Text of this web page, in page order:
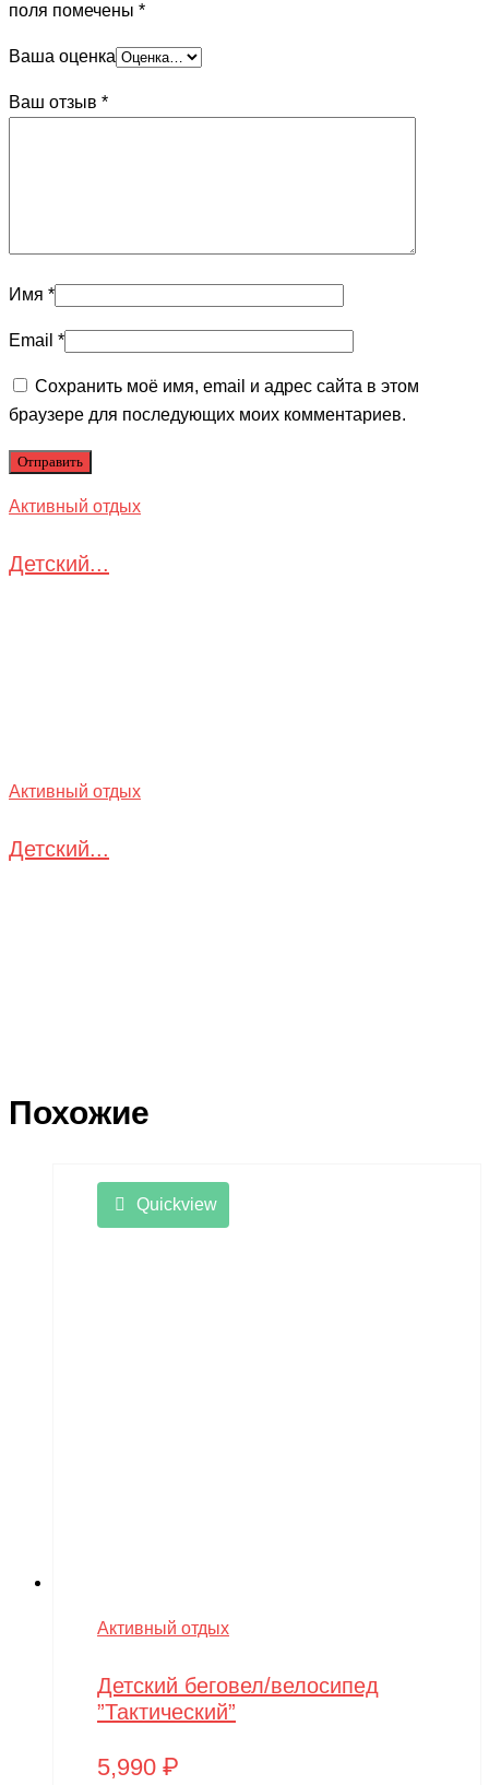
поля помечены *
Ваша оценка
Ваш отзыв *
Имя *
Email *
Сохранить моё имя, email и адрес сайта в этом
браузере для последующих моих комментариев.
Активный отдых
Детский...
Активный отдых
Детский...
Похожие
Quickview
Активный отдых
Детский беговел/велосипед
”Тактический”
5,990 ₽